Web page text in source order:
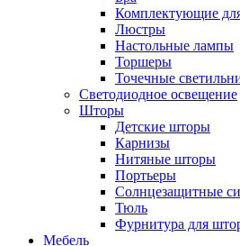
Комплектующие
Люстры
Настольные лампы
Торшеры
Точечные
Светодиодное освещение
Шторы
Детские шторы
Карнизы
Нитяные шторы
Портьеры
Солнцезащитные
Тюль
Фурнитура для
Мебель